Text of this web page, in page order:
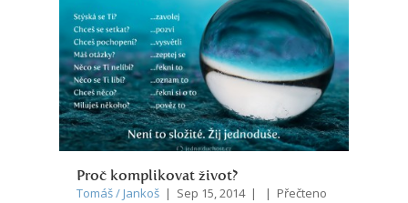
Proč komplikovat život?
Tomáš / Jankoš | Sep 15, 2014 | | Přečteno